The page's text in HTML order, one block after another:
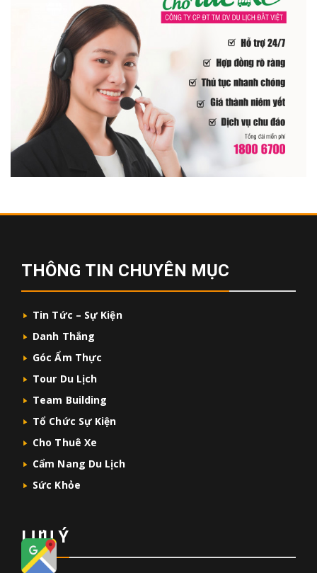
THÔNG TIN CHUYÊN MỤC
Tin Tức – Sự Kiện
Danh Thắng
Góc Ẩm Thực
Tour Du Lịch
Team Building
Tổ Chức Sự Kiện
Cho Thuê Xe
Cẩm Nang Du Lịch
Sức Khỏe
LƯU Ý